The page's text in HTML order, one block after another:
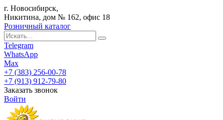
г. Новосибирск,
Никитина, дом № 162, офис 18
Розничный каталог
Telegram
WhatsApp
Max
+7 (383) 256-00-78
+7 (913) 912-79-80
Заказать звонок
Войти